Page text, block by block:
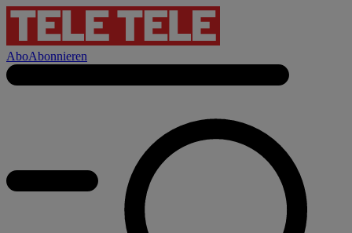
AboAbonnieren